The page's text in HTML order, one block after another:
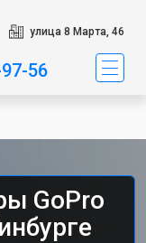
улица 8 Марта, 46
56
GoPro